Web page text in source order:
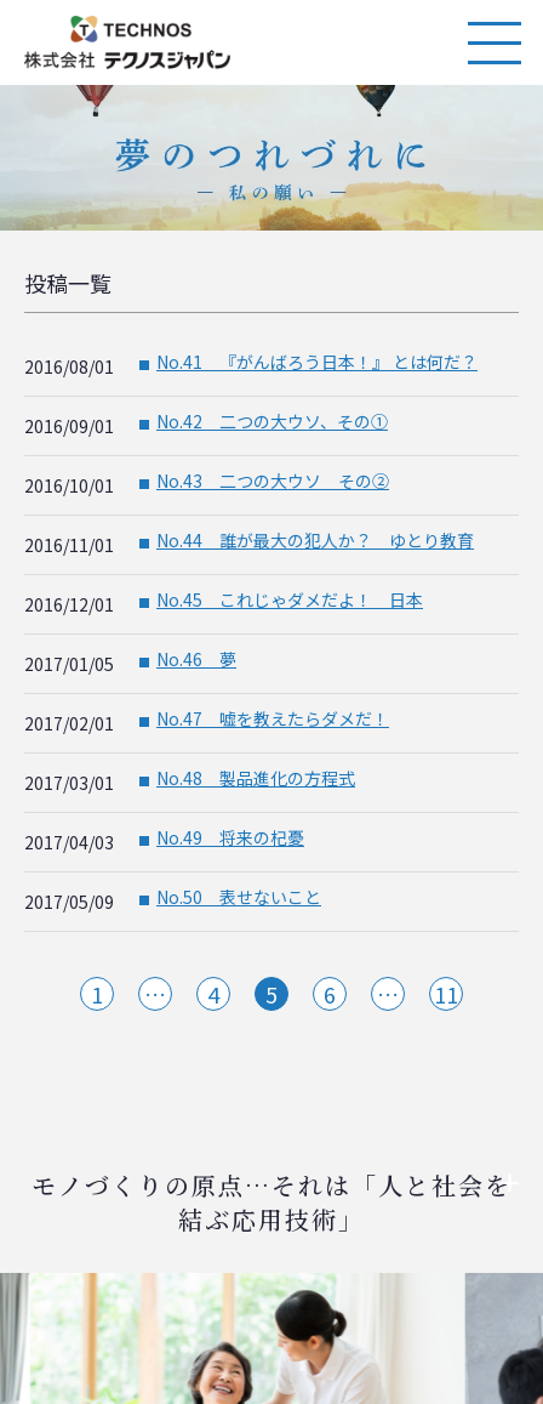
投稿一覧
2016/08/01 ■ No.41 『がんばろう日本！』 とは何だ？
2016/09/01 ■ No.42 二つの大ウソ、その①
2016/10/01 ■ No.43 二つの大ウソ その②
2016/11/01 ■ No.44 誰が最大の犯人か？ ゆとり教育
2016/12/01 ■ No.45 これじゃダメだよ！ 日本
2017/01/05 ■ No.46 夢
2017/02/01 ■ No.47 嘘を教えたらダメだ！
2017/03/01 ■ No.48 製品進化の方程式
2017/04/03 ■ No.49 将来の杞憂
2017/05/09 ■ No.50 表せないこと
1 … 4 5 6 … 11
モノづくりの原点…それは「人と社会を
結ぶ応用技術」